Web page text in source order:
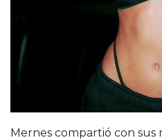
Mernes compartió con sus